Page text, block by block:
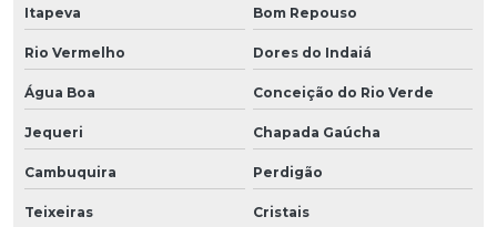
Itapeva Bom Repouso
Rio Vermelho Dores do Indaiá
Água Boa Conceição do Rio Verde
Jequeri Chapada Gaúcha
Cambuquira Perdigão
Teixeiras Cristais